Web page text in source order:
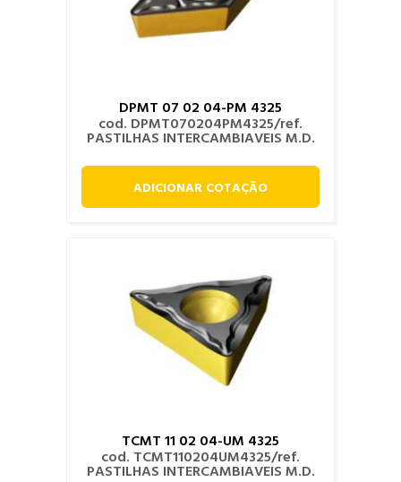
DPMT 07 02 04-PM 4325
cod. DPMT070204PM4325/ref.
PASTILHAS INTERCAMBIAVEIS M.D.
ADICIONAR COTAÇÃO
TCMT 11 02 04-UM 4325
cod. TCMT110204UM4325/ref.
PASTILHAS INTERCAMBIAVEIS M.D.